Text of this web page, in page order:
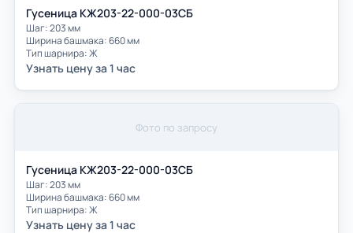
Гусеница КЖ203-22-000-03СБ
Шаг: 203 мм
Ширина башмака: 660 мм
Тип шарнира: Ж
Узнать цену за 1 час
Фото по запросу
Гусеница КЖ203-22-000-03СБ
Шаг: 203 мм
Ширина башмака: 660 мм
Тип шарнира: Ж
Узнать цену за 1 час